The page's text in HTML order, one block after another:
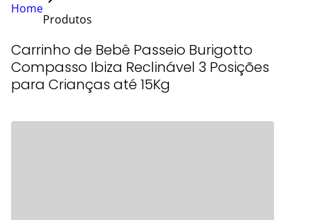
Home
Produtos
Carrinho de Bebê Passeio Burigotto
Compasso Ibiza Reclinável 3 Posições
para Crianças até 15Kg